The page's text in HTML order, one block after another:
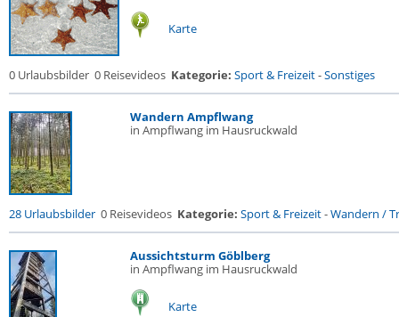
Karte
0 Urlaubsbilder 0 Reisevideos Kategorie: Sport & Freizeit-Sonstiges
Wandern Ampflwang
in Ampflwang im Hausruckwald
28 Urlaubsbilder 0 Reisevideos Kategorie: Sport & Freizeit-Wandern /
Aussichtsturm Göblberg
in Ampflwang im Hausruckwald
Karte